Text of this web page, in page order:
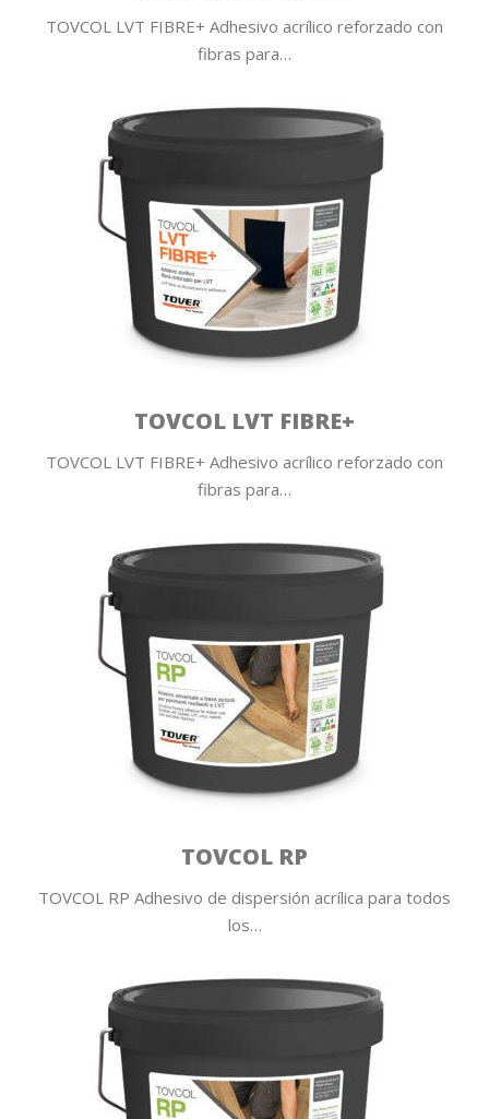
TOVCOL LVT FIBRE+ Adhesivo acrílico reforzado con
fibras para…
TOVCOL LVT FIBRE+
TOVCOL LVT FIBRE+ Adhesivo acrílico reforzado con
fibras para…
TOVCOL RP
TOVCOL RP Adhesivo de dispersión acrílica para todos
los…